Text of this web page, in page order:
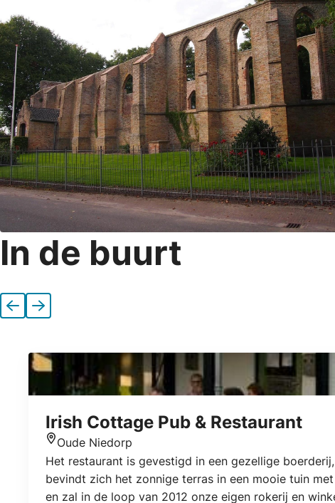
In de buurt
VorigeVolgende
Irish Cottage Pub & Restaurant
Locatie
Oude Niedorp
Het restaurant is gevestigd in een gezellige
bevindt zich het zonnige terras in een mooie tuin
en zal in de loop van 2012 onze eigen rokerij en